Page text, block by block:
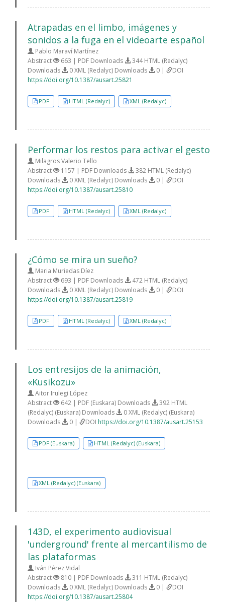
Atrapadas en el limbo, imágenes y
sonidos a la fuga en el videoarte español
Pablo Maraví Martínez
Abstract
663 | PDF Downloads
344 HTML (Redalyc)
Downloads
0 XML (Redalyc) Downloads 0 |
DOI
https://doi.org/10.1387/ausart.25821
PDF HTML (Redalyc) XML (Redalyc)
Performar los restos para activar el gesto
Milagros Valerio Tello
Abstract
1157 | PDF Downloads
382 HTML (Redalyc)
Downloads
0 XML (Redalyc) Downloads 0 |
DOI
https://doi.org/10.1387/ausart.25810
PDF HTML (Redalyc) XML (Redalyc)
¿Cómo se mira un sueño?
Maria Muriedas Díez
Abstract
693 | PDF Downloads
472 HTML (Redalyc)
Downloads
0 XML (Redalyc) Downloads 0 |
DOI
https://doi.org/10.1387/ausart.25819
PDF HTML (Redalyc) XML (Redalyc)
Los entresijos de la animación,
«Kusikozu»
Aitor Irulegi López
Abstract
642 | PDF (Euskara) Downloads
392 HTML
(Redalyc) (Euskara) Downloads
0 XML (Redalyc) (Euskara)
Downloads
0 | DOI https://doi.org/10.1387/ausart.25153
PDF (Euskara) HTML (Redalyc) (Euskara)
XML (Redalyc) (Euskara)
143D, el experimento audiovisual
'underground' frente al mercantilismo de
las plataformas
Iván Pérez Vidal
Abstract
810 | PDF Downloads
311 HTML (Redalyc)
Downloads
0 XML (Redalyc) Downloads 0 |
DOI
https://doi.org/10.1387/ausart.25804